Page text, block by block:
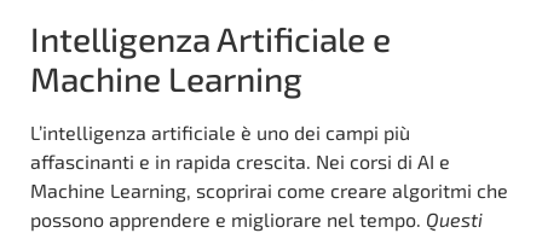
Intelligenza Artificiale e
Machine Learning
L’intelligenza artificiale è uno dei campi più
affascinanti e in rapida crescita. Nei corsi di AI e
Machine Learning, scoprirai come creare algoritmi che
possono apprendere e migliorare nel tempo. Questi